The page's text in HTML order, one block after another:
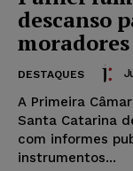
descanso
DESTAQUES
A Primeira
Santa Catarina
com informes
instrumentos...